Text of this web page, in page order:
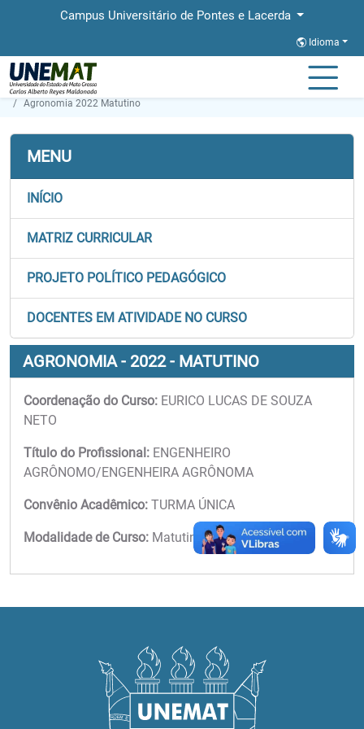
Campus Universitário de Pontes e Lacerda
Idioma
Página Inicial
Agronomia 2022 Matutino
MENU
INÍCIO
MATRIZ CURRICULAR
PROJETO POLÍTICO PEDAGÓGICO
DOCENTES EM ATIVIDADE NO CURSO
AGRONOMIA - 2022 - MATUTINO
Coordenação do Curso: EURICO LUCAS DE SOUZA
NETO
Título do Profissional: ENGENHEIRO
AGRÔNOMO/ENGENHEIRA AGRÔNOMA
Convênio Acadêmico: TURMA ÚNICA
Modalidade de Curso: Matutino